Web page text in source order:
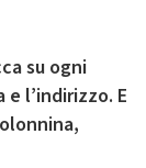
su ogni
l’indirizzo. E